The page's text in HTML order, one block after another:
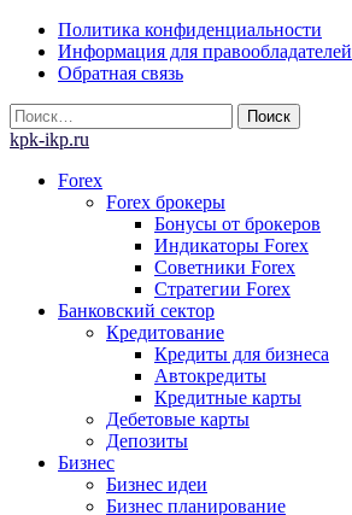
Skip
content
Политика конфиденциальности
Информация для правообладателей
Обратная связь
Найти:
kpk-ikp.ru
Forex
Forex брокеры
Бонусы от брокеров
Индикаторы Forex
Советники Forex
Стратегии Forex
Банковский сектор
Кредитование
Кредиты для бизнеса
Автокредиты
Кредитные карты
Дебетовые карты
Депозиты
Бизнес
Бизнес идеи
Бизнес планирование